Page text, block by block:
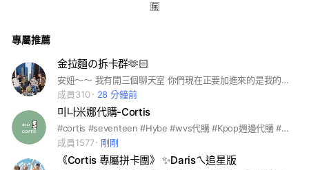
🈚️
專屬推薦
金拉麵の拆卡群🫶🏻
安妞～～ 我有開三個聊天室 你們現在正要加進來的是我的拆卡群 再來你們點開聊天室列表會有 聊天群跟拆卡群 歡迎大家進去交流～
成員310
28 分鐘前
미나米娜代購-Cortis
#cortis #seventeen #Hybe #wvs代購 #Kpop週邊代購 #只有匯款/無卡 #沒有貨付 歡迎來到미나代購～ 不是最便宜的 但是人很好 （要卷便宜請另尋他家👀） 🐯韓國品牌 🐯K-POP週邊 目前主要團務是Cortis 其他藝人團體也都可以代購 韓通/日通/美通/中通 有需求都會盡量滿足！ 不定時辦抽獎 也可追蹤IG: yyhsvt 看到貨實拍 商品會更新在社群記事本 加入後請先閱讀記事本重要貼文內容
成員1577
剛剛
《Cortis 專屬拼卡團》 ✨Darisㄟ追星版